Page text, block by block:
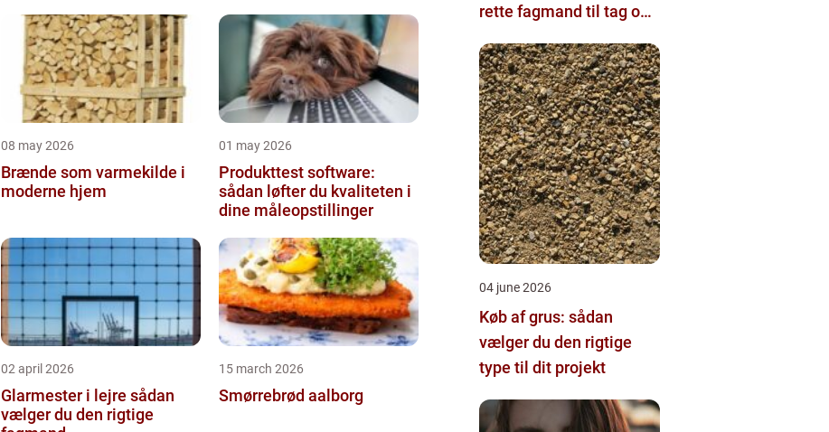
08 may 2026
Brænde som varmekilde i
moderne hjem
01 may 2026
Produkttest software:
sådan løfter du kvaliteten i
dine måleopstillinger
02 april 2026
Glarmester i lejre sådan
vælger du den rigtige
15 march 2026
Smørrebrød aalborg
rette fagmand til tag og
04 june 2026
Køb af grus: sådan
vælger du den rigtige
type til dit projekt